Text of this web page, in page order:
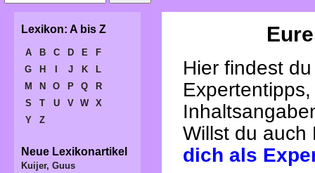
Hier findest
Willst du
dich als
Lexikon: A bis Z
A B C D E
F
G
H J K
L
M
N O P Q
R
S
T U V W
X
Y
Z
Neue Lexikonartikel
Kuijer, Guus